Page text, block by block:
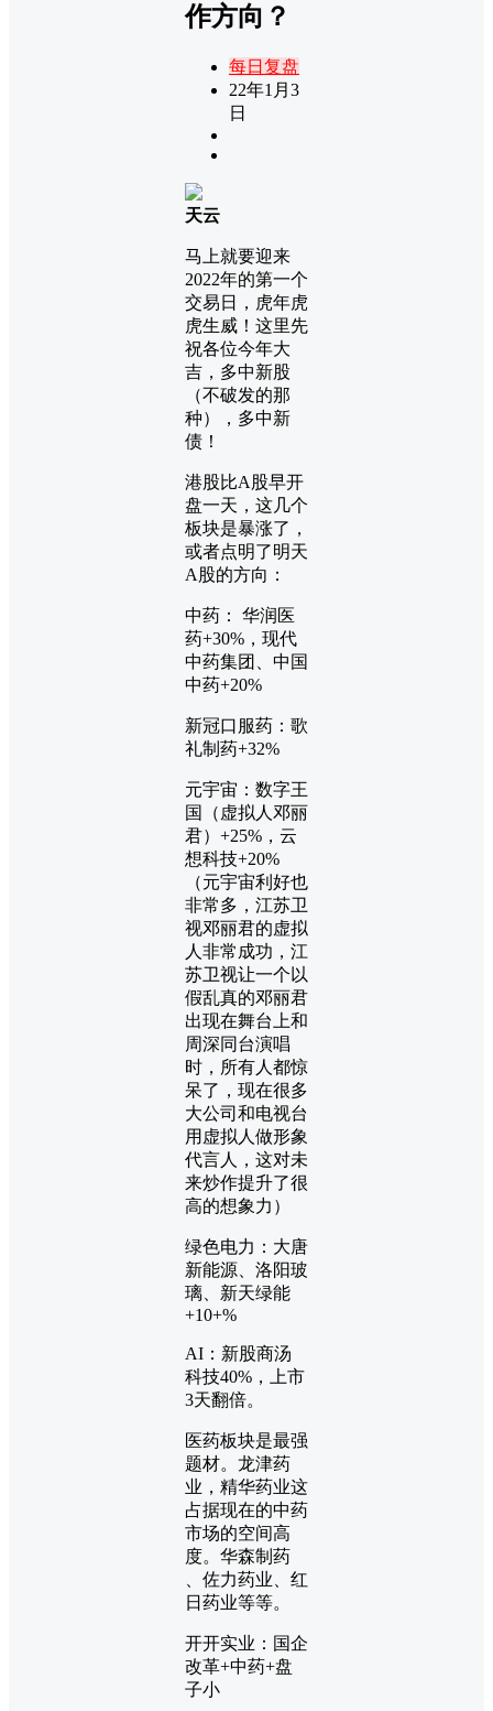
作方向？
每日复盘
22年1月3
日
天云
马上就要迎来
2022年的第一个
交易日，虎年虎
虎生威！这里先
祝各位今年大
吉，多中新股
（不破发的那
种），多中新
债！
港股比A股早开
盘一天，这几个
板块是暴涨了，
或者点明了明天
A股的方向：
中药： 华润医
药+30%，现代
中药集团、中国
中药+20%
新冠口服药：歌
礼制药+32%
元宇宙：数字王
国（虚拟人邓丽
君）+25%，云
想科技+20%
（元宇宙利好也
非常多，江苏卫
视邓丽君的虚拟
人非常成功，江
苏卫视让一个以
假乱真的邓丽君
出现在舞台上和
周深同台演唱
时，所有人都惊
呆了，现在很多
大公司和电视台
用虚拟人做形象
代言人，这对未
来炒作提升了很
高的想象力）
绿色电力：大唐
新能源、洛阳玻
璃、新天绿能
+10+%
AI：新股商汤
科技40%，上市
3天翻倍。
医药板块是最强
题材。龙津药
业，精华药业这
占据现在的中药
市场的空间高
度。华森制药
、佐力药业、红
日药业等等。
开开实业：国企
改革+中药+盘
子小